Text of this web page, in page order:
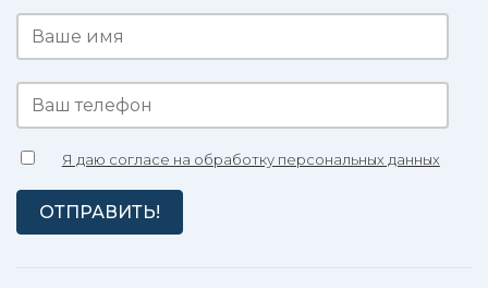
Я даю согласе на обработку персональных данных